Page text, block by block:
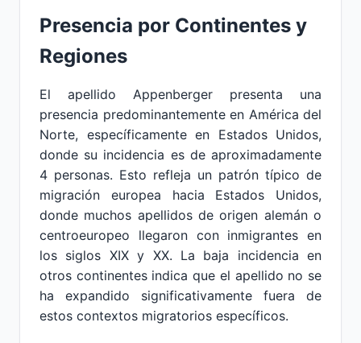
Presencia por Continentes y
Regiones
El apellido Appenberger presenta una
presencia predominantemente en América del
Norte, específicamente en Estados Unidos,
donde su incidencia es de aproximadamente
4 personas. Esto refleja un patrón típico de
migración europea hacia Estados Unidos,
donde muchos apellidos de origen alemán o
centroeuropeo llegaron con inmigrantes en
los siglos XIX y XX. La baja incidencia en
otros continentes indica que el apellido no se
ha expandido significativamente fuera de
estos contextos migratorios específicos.